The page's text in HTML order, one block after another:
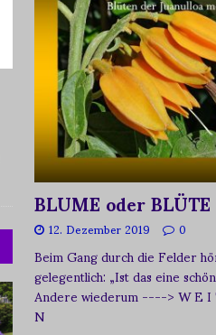
BLUME oder BLÜTE
12. Dezember 2019 0
Beim Gang durch die Felder
gelegentlich: „Ist das eine
Andere wiederum----> W E I
N